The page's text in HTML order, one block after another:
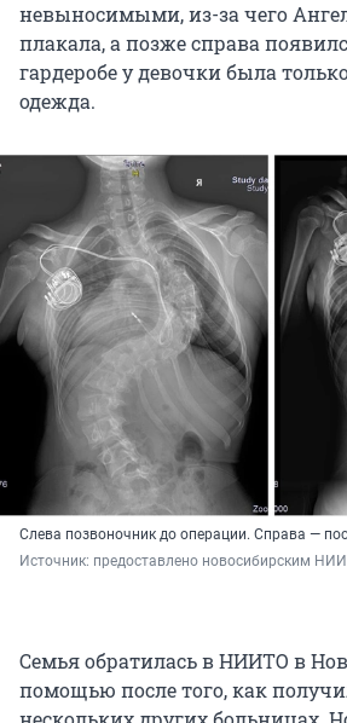
невыносимыми, из-за чего
плакала, а позже справа
гардеробе у девочки была
одежда.
Слева позвоночник до операции. Справа —
Источник: предоставлено новосибирским
Семья обратилась в НИИТО в
помощью после того, как